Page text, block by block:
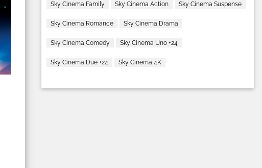
Sky Cinema Family Sky Cinema Action Sky Cinema Suspense
Sky Cinema Romance Sky Cinema Drama
Sky Cinema Comedy Sky Cinema Uno +24
Sky Cinema Due +24 Sky Cinema 4K